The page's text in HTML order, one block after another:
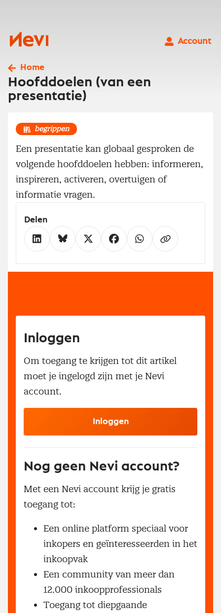
Nevi
Account
Home
Hoofddoelen (van een
presentatie)
begrippen
Een presentatie kan globaal gesproken de
volgende hoofddoelen hebben: informeren,
inspireren, activeren, overtuigen of
informatie vragen.
Delen
Inloggen
Om toegang te krijgen tot dit artikel
moet je ingelogd zijn met je Nevi
account.
Inloggen
Nog geen Nevi account?
Met een Nevi account krijg je gratis
toegang tot:
Een online platform speciaal voor
inkopers en geïnteresseerden in het
inkoopvak
Een community van meer dan
12.000 inkoopprofessionals
Toegang tot diepgaande